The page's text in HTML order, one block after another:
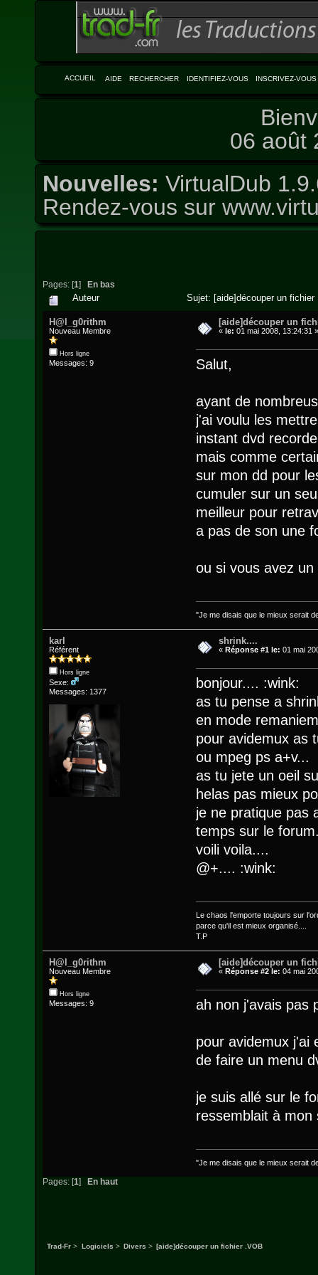
ACCUEIL AIDE RECHERCHER IDENTIFIEZ-VOUS INSCRIVEZ-VOUS
06 août
Nouvelles: VirtualDub
Rendez-vous sur
Pages: [1] En bas
Auteur Sujet: [aide]découper un
H@l_g0rithm
Nouveau Membre
Hors ligne
Messages: 9
[aide]découper un
«le: 01 mai 2008, 13:24:31
Salut,
ayant de
j'ai voulu les
instant dvd
mais comme
sur mon dd pour
cumuler sur un
meilleur pour
a pas de son une
ou si vous avez
"Je me disais que le mieux serait
karl
Référent
Hors ligne
Sexe:
Messages: 1377
shrink....
«Réponse #1 le: 01 mai
bonjour.... :wink:
as tu pense a
en mode
pour avidemux as
ou mpeg ps a+v...
as tu jete un oeil
helas pas mieux
je ne pratique pas
temps sur le
voili voila....
@+.... :wink:
Le chaos l'emporte toujours sur
parce qu'il est mieux organisé....
T.P
H@l_g0rithm
Nouveau Membre
Hors ligne
Messages: 9
[aide]découper un
«Réponse #2 le: 04 mai
ah non j'avais pas
pour avidemux j'ai
de faire un menu
je suis allé sur le
ressemblait à
"Je me disais que le mieux serait
Pages: [1] En haut
Trad-Fr > Logiciels > Divers > [aide]découper un fichier .VOB